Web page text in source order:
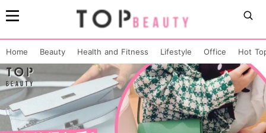
Home Beauty Health and Fitness Lifestyle Office Hot